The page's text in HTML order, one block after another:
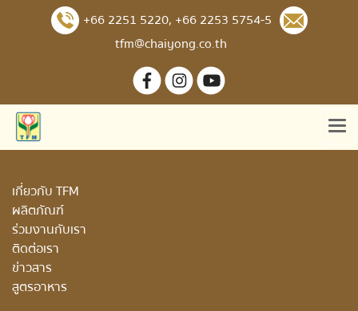
+66 2251 5220, +66 2253 5754-5
tfm@chaiyong.co.th
เกี่ยวกับ TFM
ผลิตภัณฑ์
ร่วมงานกับเรา
ติดต่อเรา
ข่าวสาร
สูตรอาหาร